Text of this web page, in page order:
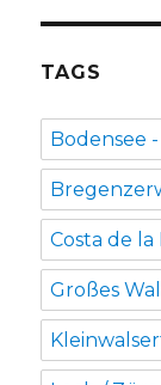
TAGS
Bodensee
Costa de la
Großes